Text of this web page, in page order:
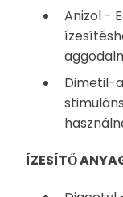
Anizol -
Dimetil-
ÍZESÍTŐ